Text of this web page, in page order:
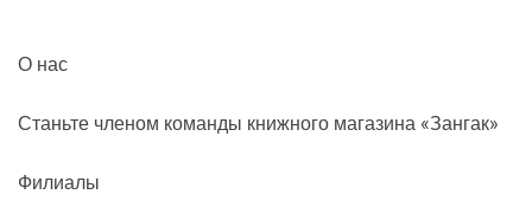
О нас
Станьте членом команды книжного магазина «Зангак»
Филиалы